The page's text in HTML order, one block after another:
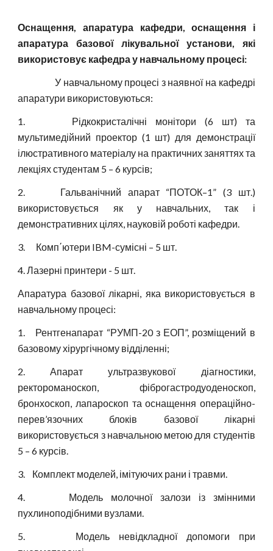
Оснащення, апаратура кафедри, оснащення і
апаратура базової лікувальної установи, які
використовує кафедра у навчальному процесі:
У навчальному процесі з наявної на кафедрі
апаратури використовуються:
1.
Рідкокристалічні монітори (6 шт) та
мультимедійний проектор (1 шт) для демонстрації
ілюстративного матеріалу на практичних заняттях та
лекціях студентам 5 – 6 курсів;
2.
Гальванічний апарат “ПОТОК–1” (3 шт.)
використовується як у навчальних, так і
демонстративних цілях, науковій роботі кафедри.
3. Комп΄ютери IBM-сумісні – 5 шт.
4. Лазерні принтери - 5 шт.
Апаратура базової лікарні, яка використовується в
навчальному процесі:
1.
Рентгенапарат “РУМП-20 з ЕОП”, розміщений в
базовому хірургічному відділенні;
2.
Апарат ультразвукової діагностики,
ректороманоскоп, фіброгастродуоденоскоп,
бронхоскоп, лапароскоп та оснащення операційно-
перев’язочних блоків базової лікарні
використовується з навчальною метою для студентів
5 – 6 курсів.
3.
Комплект моделей, імітуючих рани і травми.
4.
Модель молочної залози із змінними
пухлиноподібними вузлами.
5.
Модель невідкладної допомоги при